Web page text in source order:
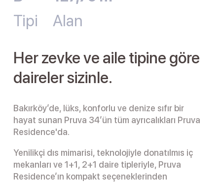
Tipi
Alan
Her zevke ve aile tipine göre
daireler sizinle.
Bakırköy’de, lüks, konforlu ve denize sıfır bir
hayat sunan Pruva 34’ün tüm ayrıcalıkları Pruva
Residence'da.
Yenilikçi dıs mimarisi, teknolojiyle donatılmıs iç
mekanları ve 1+1, 2+1 daire tipleriyle, Pruva
Residence’ın kompakt seçeneklerinden